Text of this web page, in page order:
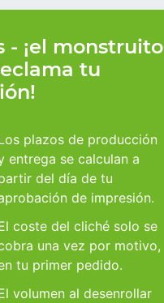
- ¡el monstruito
tu
plazos de producción
entrega se calculan a
del día de tu
de impresión.
coste del cliché solo se
una vez por motivo,
tu primer pedido.
volumen al desenrollar